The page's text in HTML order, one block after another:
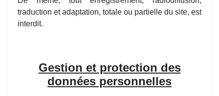
traduction et adaptation, totale ou partielle du site, est
interdit.
Gestion et protection des
données personnelles